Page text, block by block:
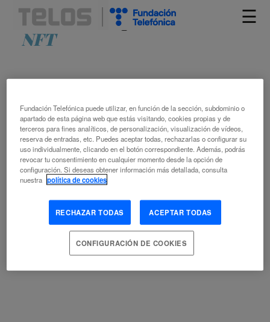
☰
Artículos etiquetados como
NFT
KYLE CHAYKA: “LA CULTURA ES HOY
‘BIG DATA’”
RAFAEL BENÍTEZ
METAVERSO NFT (NON FUNGIBLE TOKEN) PLATAFORMAS
Fundación Telefónica puede utilizar, en función de la sección, subdominio o
apartado de esta página web que estás visitando, cookies propias y de
terceros para fines analíticos, de personalización, visualización de vídeos,
reserva de entradas, etc. Puedes aceptar todas, rechazarlas o configurar su
uso individualmente, clicando en el botón correspondiente. Además, podrás
revocar tu consentimiento en cualquier momento desde la opción de
configuración. Si deseas obtener información más detallada, consulta
nuestra política de cookies
RECHAZAR TODAS ACEPTAR TODAS
CONFIGURACIÓN DE COOKIES